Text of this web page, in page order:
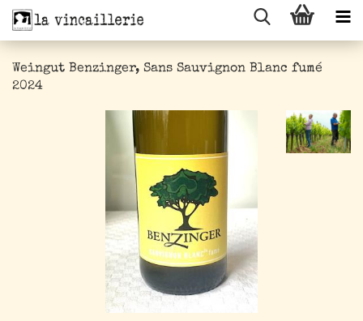
Weingut Benzinger, Sans Sauvignon Blanc fumé
2024